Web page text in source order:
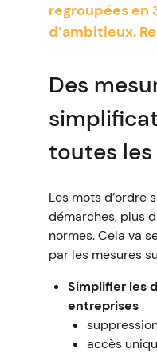
regroupées en
d’ambitieux.
Des
toutes
Les mots d’ordre
démarches, plus
normes. Cela va
par les mesures
Simplifier les
entreprises
accès